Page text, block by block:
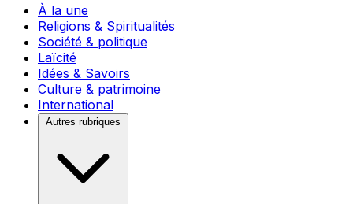
À la une
Religions & Spiritualités
Société & politique
Laïcité
Idées & Savoirs
Culture & patrimoine
International
Autres rubriques